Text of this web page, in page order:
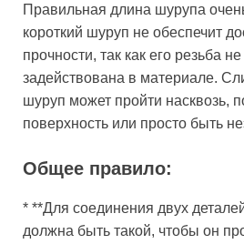
Правильная длина шурупа
короткий шуруп не обеспечит
прочности, так как его резьба
задействована в материале.
шуруп может пройти насквозь,
поверхность или просто быть
Общее правило:
* **Для соединения двух
должна быть такой, чтобы он